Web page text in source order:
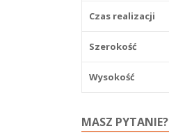
Czas realizacji
Szerokość
Wysokość
MASZ PYTANIE?